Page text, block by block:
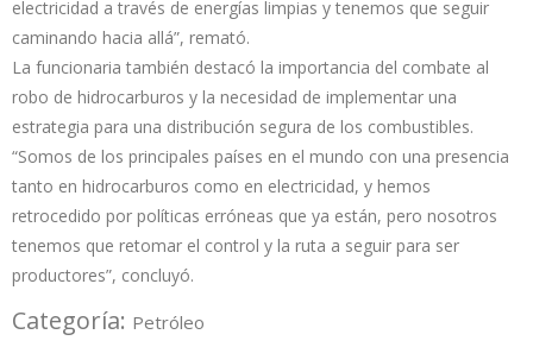
electricidad a través de energías limpias y tenemos que seguir
caminando hacia allá”, remató.
La funcionaria también destacó la importancia del combate al
robo de hidrocarburos y la necesidad de implementar una
estrategia para una distribución segura de los combustibles.
“Somos de los principales países en el mundo con una presencia
tanto en hidrocarburos como en electricidad, y hemos
retrocedido por políticas erróneas que ya están, pero nosotros
tenemos que retomar el control y la ruta a seguir para ser
productores”, concluyó.
Categoría: Petróleo